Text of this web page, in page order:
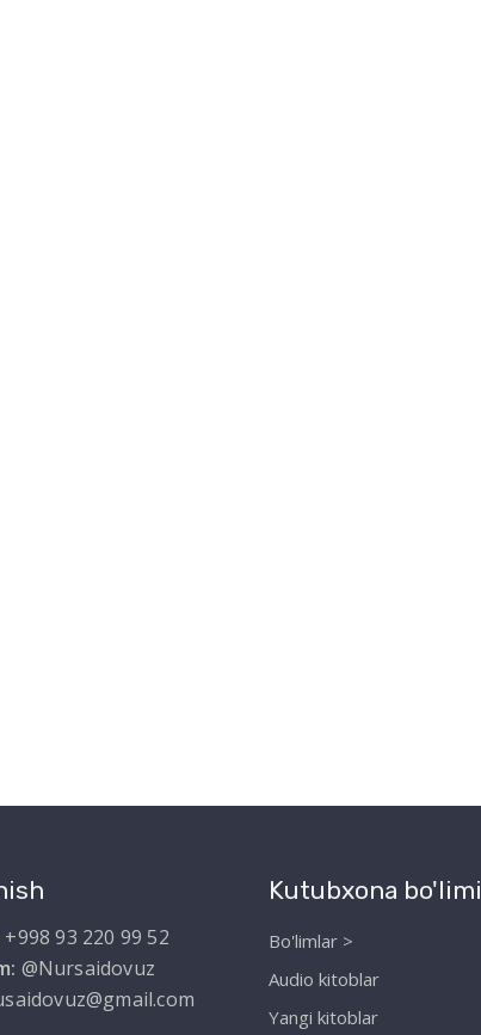
+998 93 220 99 52
@Nursaidovuz
Kutubxona bo'limi
Bo'limlar >
Audio kitoblar
Yangi kitoblar